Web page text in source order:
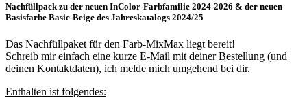
Nachfüllpack zu der neuen InColor-Farbfamilie 2024-2026 & der neuen
Basisfarbe Basic-Beige des Jahreskatalogs 2024/25
Das Nachfüllpaket für den Farb-MixMax liegt bereit!
Schreib mir einfach eine kurze E-Mail mit deiner Bestellung (und
deinen Kontaktdaten), ich melde mich umgehend bei dir.
Enthalten ist folgendes: